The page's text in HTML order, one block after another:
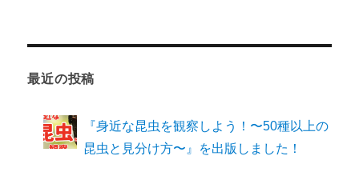
最近の投稿
『身近な昆虫を観察しよう！〜50種以上の
昆虫と見分け方〜』を出版しました！